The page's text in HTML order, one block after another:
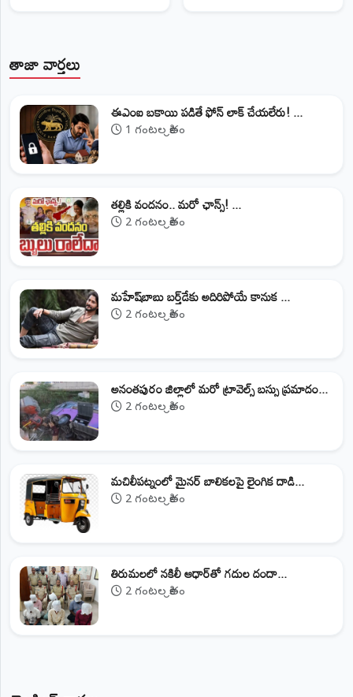
తాజా వార్తలు
ఈఎంఐ బకాయి పడితే ఫోన్‌ లాక్‌ చేయలేరు! ...
1 గంటల క్రితం
తల్లికి వందనం.. మరో ఛాన్స్! ...
2 గంటల క్రితం
మహేష్‌బాబు బర్త్‌డేకు అదిరిపోయే కానుక ...
2 గంటల క్రితం
అనంతపురం జిల్లాలో మరో ట్రావెల్స్‌ బస్సు ప్రమాదం...
2 గంటల క్రితం
మచిలీపట్నంలో మైనర్ బాలికలపై లైంగిక దాడి...
2 గంటల క్రితం
తిరుమలలో నకిలీ ఆధార్‌తో గదుల దందా...
2 గంటల క్రితం